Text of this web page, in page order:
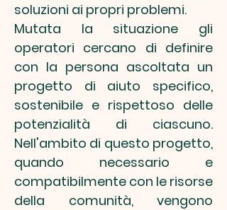
soluzioni ai propri problemi.
Mutata la situazione gli
operatori cercano di definire
con la persona ascoltata un
progetto di aiuto specifico,
sostenibile e rispettoso delle
potenzialità di ciascuno.
Nell'ambito di questo progetto,
quando necessario e
compatibilmente con le risorse
della comunità, vengono